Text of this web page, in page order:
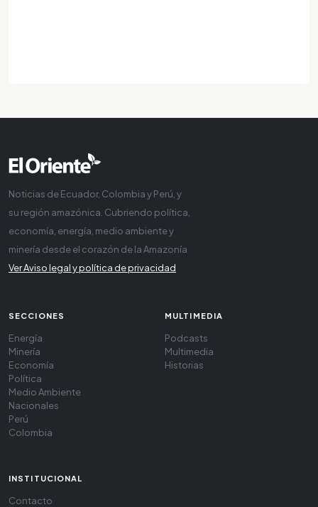
Noticias de Ecuador, Colombia y Perú, y
su región amazónica. Cubriendo política,
economía, energía, medio ambiente y
minería desde el corazón de la Amazonía
Ver Aviso legal y política de privacidad
SECCIONES
Energía
Minería
Economía
Política
Medio Ambiente
Nacionales
Perú
Colombia
MULTIMEDIA
Podcasts
Multimedia
Historias
INSTITUCIONAL
Contacto